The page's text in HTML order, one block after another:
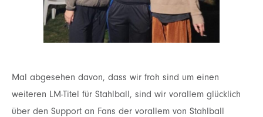
Mal abgesehen davon, dass wir froh sind um einen
weiteren LM-Titel für Stahlball, sind wir vorallem glücklich
über den Support an Fans der vorallem von Stahlball